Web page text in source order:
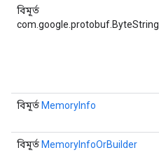
বিমূর্ত
com.google.protobuf.ByteString
বিমূর্ত MemoryInfo
বিমূর্ত MemoryInfoOrBuilder